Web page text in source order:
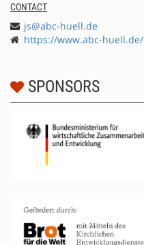
CONTACT
js@abc-huell.de
https://www.abc-huell.de/
SPONSORS